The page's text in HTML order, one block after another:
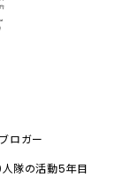
ロガー
隊の活動5年目